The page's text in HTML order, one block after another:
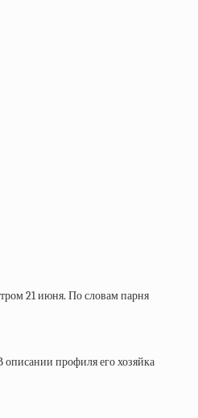
21 июня. По словам парня
описании профиля его хозяйка